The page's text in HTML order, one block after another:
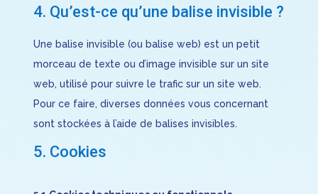
4. Qu’est-ce qu’une balise invisible ?
Une balise invisible (ou balise web) est un petit
morceau de texte ou d’image invisible sur un site
web, utilisé pour suivre le trafic sur un site web.
Pour ce faire, diverses données vous concernant
sont stockées à l’aide de balises invisibles.
5. Cookies